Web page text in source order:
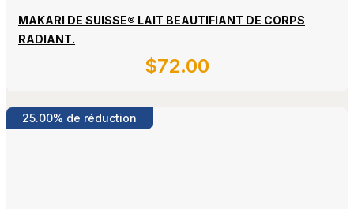
MAKARI DE SUISSE® LAIT BEAUTIFIANT DE CORPS
RADIANT.
$72.00
25.00% de réduction
Détails